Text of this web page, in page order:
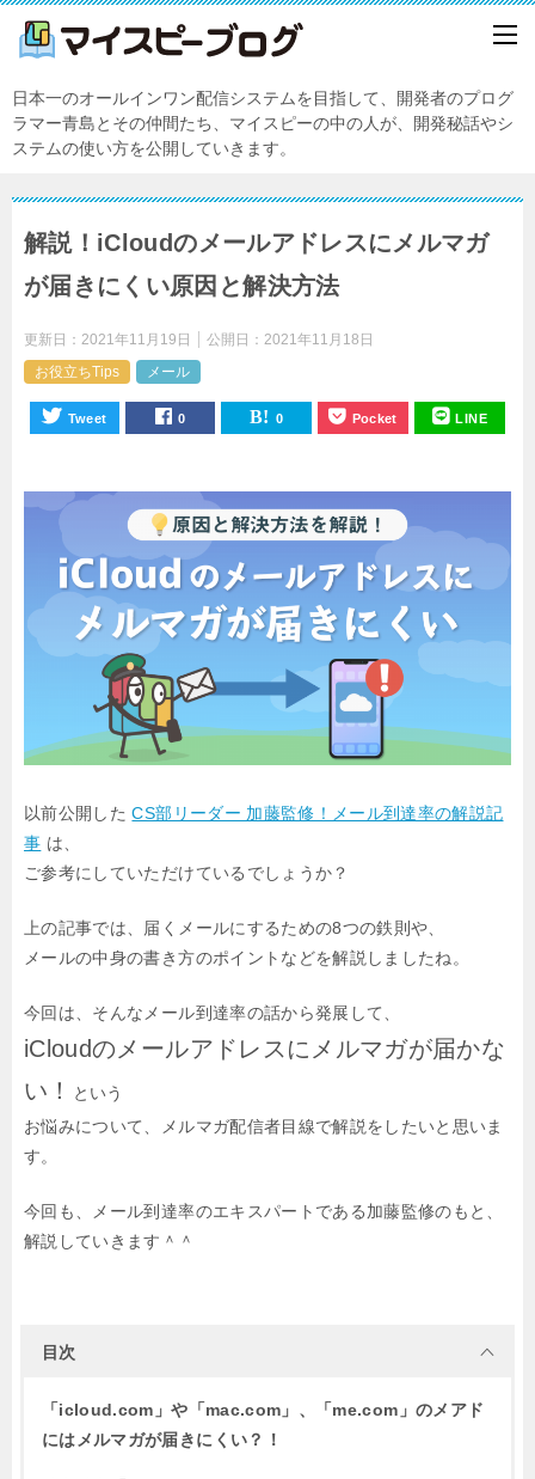
日本一のオールインワン配信システムを目指して、開発者のプログ
ラマー青島とその仲間たち、マイスピーの中の人が、開発秘話やシ
ステムの使い方を公開していきます。
解説！iCloudのメールアドレスにメルマガ
が届きにくい原因と解決方法
更新日： 2021年11月19日 公開日： 2021年11月18日
お役立ちTips
メール
Tweet 0 0 Pocket LINE
以前公開したCS部リーダー 加藤監修！メール到達率の解説記
事 は、
ご参考にしていただけているでしょうか？
上の記事では、届くメールにするための8つの鉄則や、
メールの中身の書き方のポイントなどを解説しましたね。
今回は、そんなメール到達率の話から発展して、
iCloudのメールアドレスにメルマガが届かな
い！
という
お悩みについて、メルマガ配信者目線で解説をしたいと思いま
す。
今回も、メール到達率のエキスパートである加藤監修のもと、
解説していきます＾＾
目次
「icloud.com」や「mac.com」、「me.com」のメアド
にはメルマガが届きにくい？！